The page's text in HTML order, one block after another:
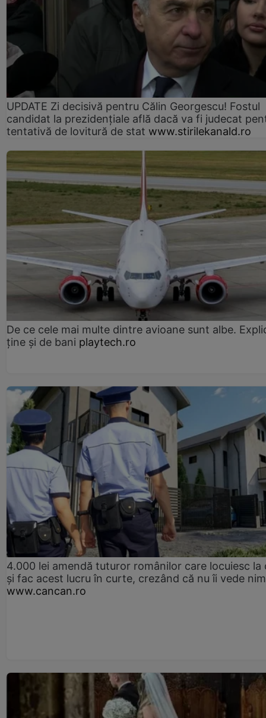
UPDATE Zi decisivă pentru Călin Georgescu! Fostul
candidat la prezidențiale află dacă va fi judecat
tentativă de lovitură de stat www.stirilekanald.ro
De ce cele mai multe dintre avioane sunt albe.
ține și de bani playtech.ro
4.000 lei amendă tuturor românilor care locuiesc la
și fac acest lucru în curte, crezând că nu îi vede
www.cancan.ro